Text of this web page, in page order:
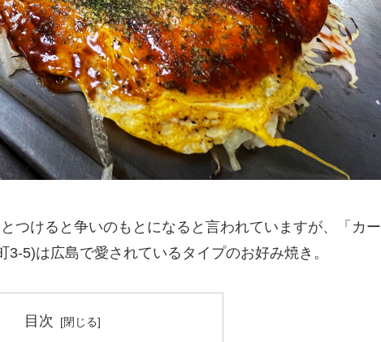
つけると争いのもとになると言われていますが、「カー
5)は広島で愛されているタイプのお好み焼き。
目次